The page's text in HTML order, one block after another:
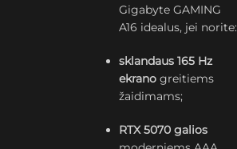
Gigabyte GAMING
A16 idealus, jei norite:
sklandaus 165 Hz
ekrano greitiems
žaidimams;
RTX 5070 galios